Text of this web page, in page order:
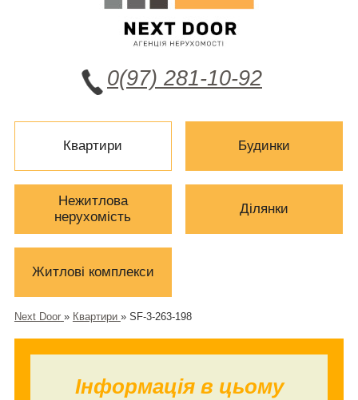
0(97) 281-10-92
Квартири Будинки
Нежитлова
нерухомість
Ділянки
Житлові комплекси
Next Door » Квартири » SF-3-263-198
Інформація в цьому